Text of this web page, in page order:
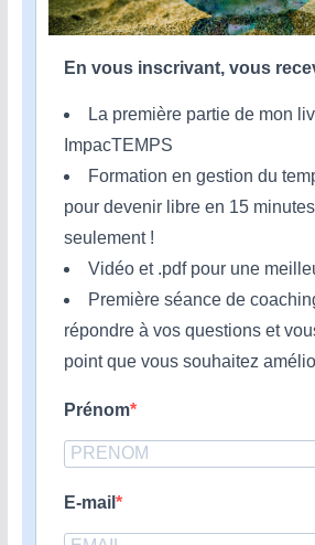
En vous inscrivant, vous
La première partie de mon
ImpacTEMPS
Formation en gestion du
pour devenir libre en 15
seulement !
Vidéo et .pdf pour une
Première séance de
répondre à vos questions et
point que vous souhaitez
Prénom
E-mail